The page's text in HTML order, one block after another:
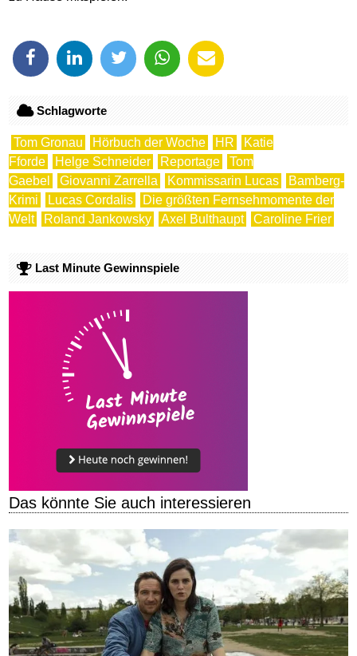
Schlagworte
Tom Gronau Hörbuch der Woche HR
Katie
Fforde
Helge Schneider Reportage
Tom
Gaebel
Giovanni Zarrella Kommissarin Lucas
Bamberg-
Krimi
Lucas Cordalis
Die größten Fernsehmomente der
Welt
Roland Jankowsky Axel Bulthaupt Caroline Frier
Last Minute Gewinnspiele
Das könnte Sie auch interessieren